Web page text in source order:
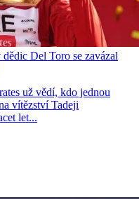
Del Toro se zavázal
už vědí, kdo jednou
vítězství Tadeji
let...